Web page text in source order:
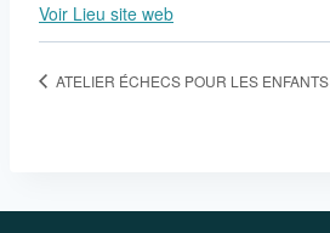
Voir Lieu site web
ATELIER ÉCHECS POUR LES ENFANTS